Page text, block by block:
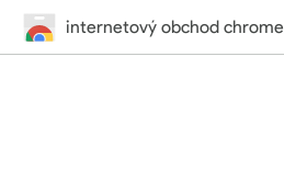
internetový obchod chrome